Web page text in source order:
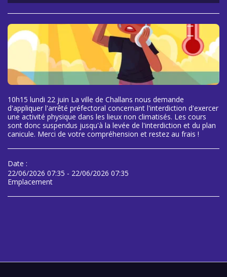
10h15 lundi 22 juin La ville de Challans nous demande
d'appliquer l'arrêté préfectoral concernant l'interdiction d'exercer
une activité physique dans les lieux non climatisés. Les cours
sont donc suspendus jusqu'à la levée de l'interdiction et du plan
canicule. Merci de votre compréhension et restez au frais !
Date :
22/06/2026 07:35 - 22/06/2026 07:35
Emplacement